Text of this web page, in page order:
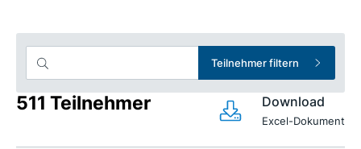
Teilnehmer filtern
511 Teilnehmer Download
Excel-Dokument